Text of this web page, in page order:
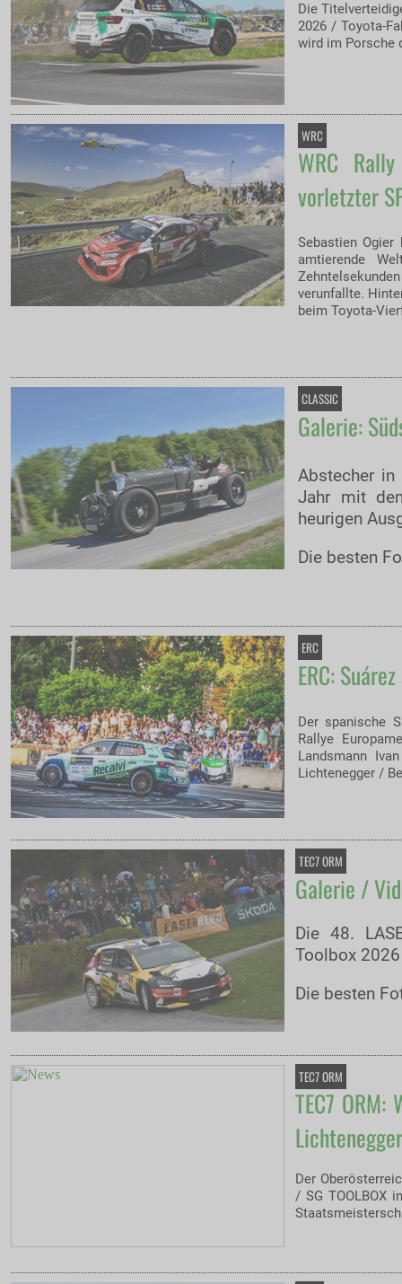
Die
2026 / Toyota-
wird im Porsche
WRC
WRC
vorletzter
Sebastien
amtierende
verunfallte.
beim Toyota-
CLASSIC
Galerie:
Abstecher in
Jahr mit
heurigen
Die besten
ERC
ERC:
Der spanische
Rallye
Landsmann
Lichtenegger /
TEC7 ORM
Galerie /
Die 48.
Toolbox
Die besten
TEC7 ORM
TEC7
Der
/ SG TOOLBOX